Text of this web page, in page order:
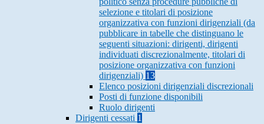
selezione e titolari di posizione
organizzativa con funzioni dirigenziali (da
pubblicare in tabelle che distinguano le
seguenti situazioni: dirigenti, dirigenti
individuati discrezionalmente, titolari di
posizione organizzativa con funzioni
dirigenziali) 13
Elenco posizioni dirigenziali discrezionali
Posti di funzione disponibili
Ruolo dirigenti
Dirigenti cessati 1